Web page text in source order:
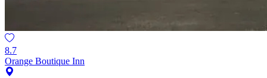
8.7
Orange Boutique Inn